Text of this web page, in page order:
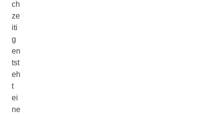
ch
ze
iti
g
en
tst
eh
t
ei
ne